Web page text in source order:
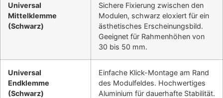
Universal
Mittelklemme
(Schwarz)
Sichere Fixierung zwischen den
Modulen, schwarz eloxiert für ein
ästhetisches Erscheinungsbild.
Geeignet für Rahmenhöhen von
30 bis 50 mm.
Universal
Endklemme
(Schwarz)
Einfache Klick-Montage am Rand
des Modulfeldes. Hochwertiges
Aluminium für dauerhafte Stabilität.